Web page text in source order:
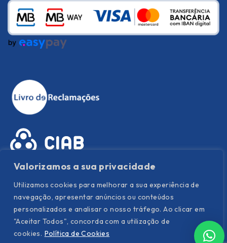
Valorizamos a sua privacidade
Utilizamos cookies para melhorar a sua experiência de
navegação, apresentar anúncios ou conteúdos
personalizados e analisar o nosso tráfego. Ao clicar em
"Aceitar Todos", concorda com a utilização de
cookies. Política de Cookies
Política de Privacidade|Política de Cookies |
Termos e
condições